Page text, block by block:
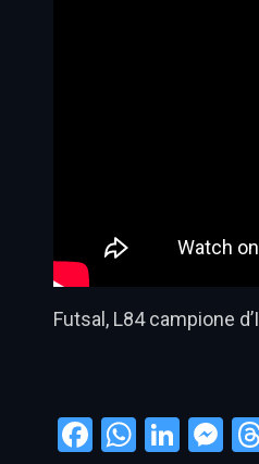
Futsal, L84 campione
Facebook